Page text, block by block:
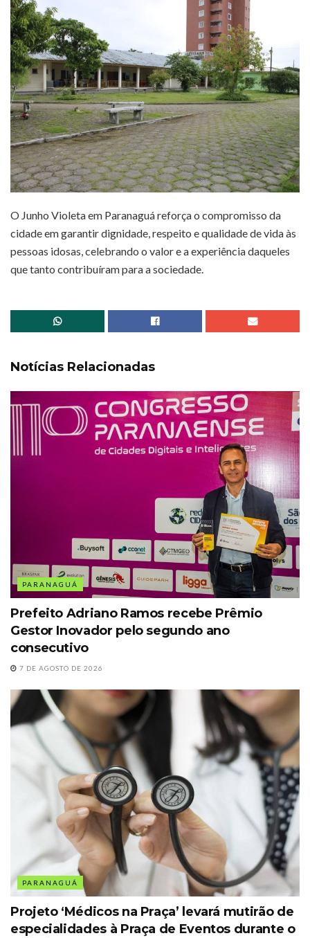
O Junho Violeta em Paranaguá reforça o compromisso da
cidade em garantir dignidade, respeito e qualidade de vida às
pessoas idosas, celebrando o valor e a experiência daqueles
que tanto contribuíram para a sociedade.
Notícias Relacionadas
PARANAGUÁ
Prefeito Adriano Ramos recebe Prêmio
Gestor Inovador pelo segundo ano
consecutivo
7 DE AGOSTO DE 2026
PARANAGUÁ
Projeto ‘Médicos na Praça’ levará mutirão de
especialidades à Praça de Eventos durante o